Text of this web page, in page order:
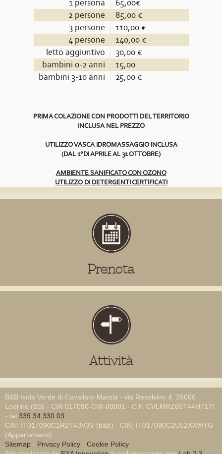
1 persona
65,00€
2 persone
85,00 €
3 persone
110,00 €
4 persone
140,00 €
letto aggiuntivo
30,00 €
bambini 0-2 anni
15,00
bambini 3-10 anni
25,00 €
PRIMA COLAZIONE CON PRODOTTI DEL TERRITORIO
INCLUSA NEL PREZZO
UTILIZZO VASCA IDROMASSAGGIO INCLUSA
(DAL 1°DI APRILE AL 31 OTTOBRE)
AMBIENTE SANIFICATO CON OZONO
UTILIZZO DI DETERGENTI CERTIFICATI
Prenota
Attività
B&B Isola Verde di Cavallaro Marzia - via Resolvino 4, 25060
Lodrino (BS) - CIR 017090-CNI-00001 - C.F. CVLMRZ65T44H717I
- tel 339 34 330 03
CIN: IT017090C1R2T43V3V (b&b) - CIN: IT017090C2U52XXWTG
(Appartamenti)
Sitemap - Privacy Policy - Cookie Policy